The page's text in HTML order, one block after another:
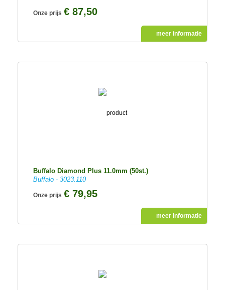
Onze prijs € 87,50
meer informatie
Buffalo Diamond Plus 11.0mm (50st.)
Buffalo - 3023.110
Onze prijs € 79,95
meer informatie